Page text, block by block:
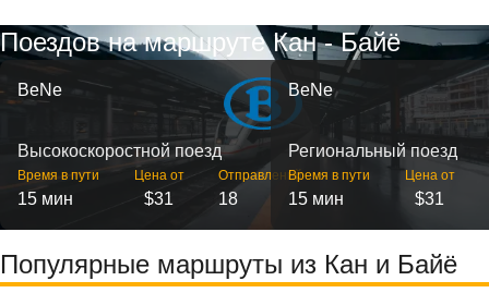
Поездов на маршруте Кан - Байё
BeNe
Высокоскоростной поезд
Время в пути
15 мин
Цена от
$31
Отправлений
18
BeNe
Региональный поезд
Время в пути
15 мин
Цена от
$31
Популярные маршруты из Кан и Байё